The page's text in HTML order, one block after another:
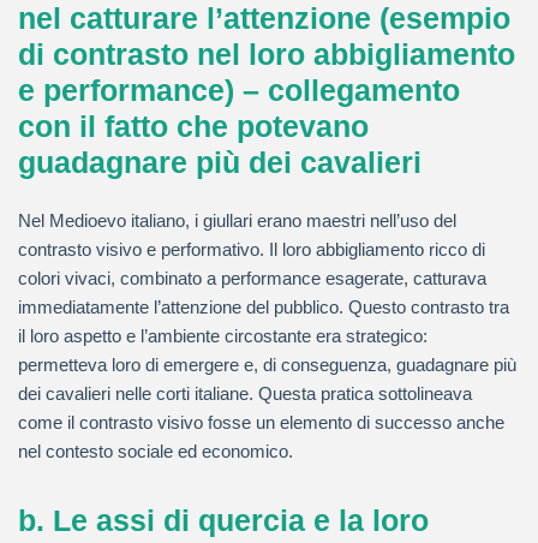
nel catturare l’attenzione (esempio
di contrasto nel loro abbigliamento
e performance) – collegamento
con il fatto che potevano
guadagnare più dei cavalieri
Nel Medioevo italiano, i giullari erano maestri nell’uso del
contrasto visivo e performativo. Il loro abbigliamento ricco di
colori vivaci, combinato a performance esagerate, catturava
immediatamente l’attenzione del pubblico. Questo contrasto tra
il loro aspetto e l’ambiente circostante era strategico:
permetteva loro di emergere e, di conseguenza, guadagnare più
dei cavalieri nelle corti italiane. Questa pratica sottolineava
come il contrasto visivo fosse un elemento di successo anche
nel contesto sociale ed economico.
b. Le assi di quercia e la loro